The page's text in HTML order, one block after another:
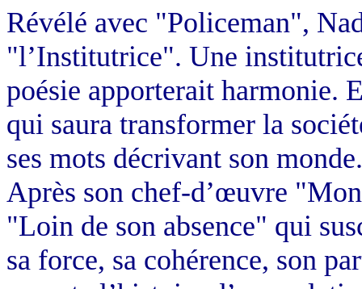
Révélé avec "Policeman",
"l’Institutrice". Une
poésie apporterait harmonie.
qui saura transformer la
ses mots décrivant son monde.
Après son chef-d’œuvre
"Loin de son absence" qui
sa force, sa cohérence, son